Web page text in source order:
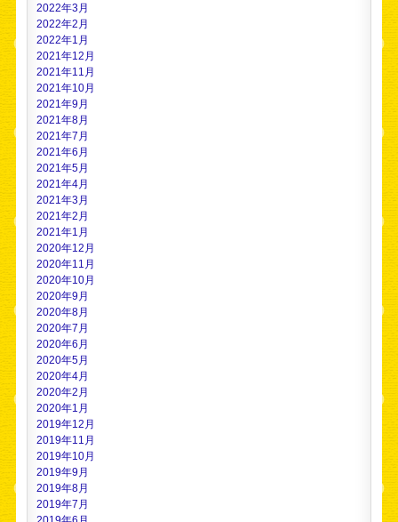
2022年3月
2022年2月
2022年1月
2021年12月
2021年11月
2021年10月
2021年9月
2021年8月
2021年7月
2021年6月
2021年5月
2021年4月
2021年3月
2021年2月
2021年1月
2020年12月
2020年11月
2020年10月
2020年9月
2020年8月
2020年7月
2020年6月
2020年5月
2020年4月
2020年2月
2020年1月
2019年12月
2019年11月
2019年10月
2019年9月
2019年8月
2019年7月